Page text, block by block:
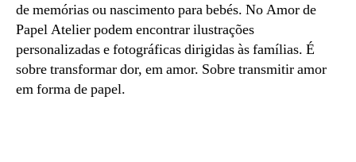
de memórias ou nascimento para bebés. No Amor de
Papel Atelier podem encontrar ilustrações
personalizadas e fotográficas dirigidas às famílias. É
sobre transformar dor, em amor. Sobre transmitir amor
em forma de papel.